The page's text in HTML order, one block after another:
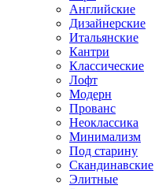
Английские
Дизайнерские
Итальянские
Кантри
Классические
Лофт
Модерн
Прованс
Неоклассика
Минимализм
Под старину
Скандинавские
Элитные